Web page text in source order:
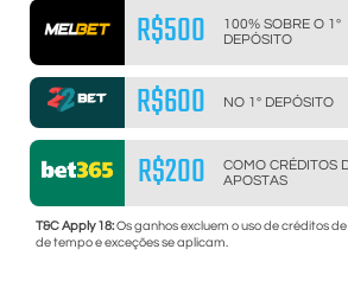
R$500
100% SOBRE O 1º
DEPÓSITO
R$600 NO 1º DEPÓSITO
R$200
COMO CRÉDITOS
APOSTAS
T&C Apply 18:Os ganhos excluem o uso de créditos
de tempo e exceções se aplicam.